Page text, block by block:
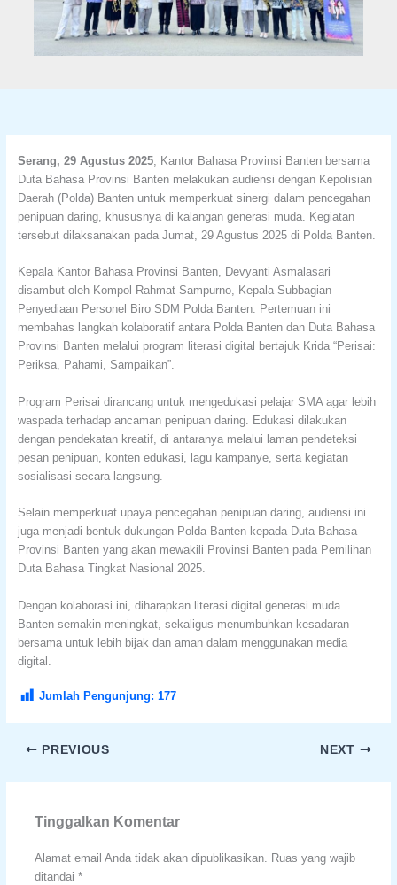
Serang, 29 Agustus 2025, Kantor Bahasa Provinsi Banten bersama
Duta Bahasa Provinsi Banten melakukan audiensi dengan Kepolisian
Daerah (Polda) Banten untuk memperkuat sinergi dalam pencegahan
penipuan daring, khususnya di kalangan generasi muda. Kegiatan
tersebut dilaksanakan pada Jumat, 29 Agustus 2025 di Polda Banten.
Kepala Kantor Bahasa Provinsi Banten, Devyanti Asmalasari
disambut oleh Kompol Rahmat Sampurno, Kepala Subbagian
Penyediaan Personel Biro SDM Polda Banten. Pertemuan ini
membahas langkah kolaboratif antara Polda Banten dan Duta Bahasa
Provinsi Banten melalui program literasi digital bertajuk Krida “Perisai:
Periksa, Pahami, Sampaikan”.
Program Perisai dirancang untuk mengedukasi pelajar SMA agar lebih
waspada terhadap ancaman penipuan daring. Edukasi dilakukan
dengan pendekatan kreatif, di antaranya melalui laman pendeteksi
pesan penipuan, konten edukasi, lagu kampanye, serta kegiatan
sosialisasi secara langsung.
Selain memperkuat upaya pencegahan penipuan daring, audiensi ini
juga menjadi bentuk dukungan Polda Banten kepada Duta Bahasa
Provinsi Banten yang akan mewakili Provinsi Banten pada Pemilihan
Duta Bahasa Tingkat Nasional 2025.
Dengan kolaborasi ini, diharapkan literasi digital generasi muda
Banten semakin meningkat, sekaligus menumbuhkan kesadaran
bersama untuk lebih bijak dan aman dalam menggunakan media
digital.
Jumlah Pengunjung: 177
PREVIOUS NEXT
Tinggalkan Komentar
Alamat email Anda tidak akan dipublikasikan.
Ruas yang wajib
ditandai *